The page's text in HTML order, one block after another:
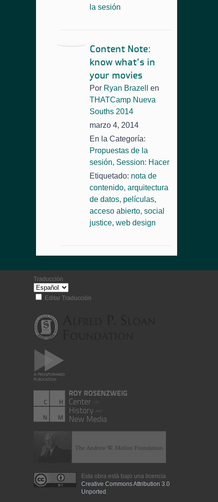
la sesión
Content Note:
know what’s in
your movies
Por Ryan Brazell
en
THATCamp Nueva
Souths 2014
marzo 4, 2014
En la Categoría:
Propuestas de la
sesión, Session: Hacer
Etiquetado: nota de
contenido, arquitectura
de datos, películas,
acceso abierto, social
justice, web design
Traducción
Editar Traducción
Esta obra está bajo una licencia
Creative Commons Attribution 3.0
Unported .